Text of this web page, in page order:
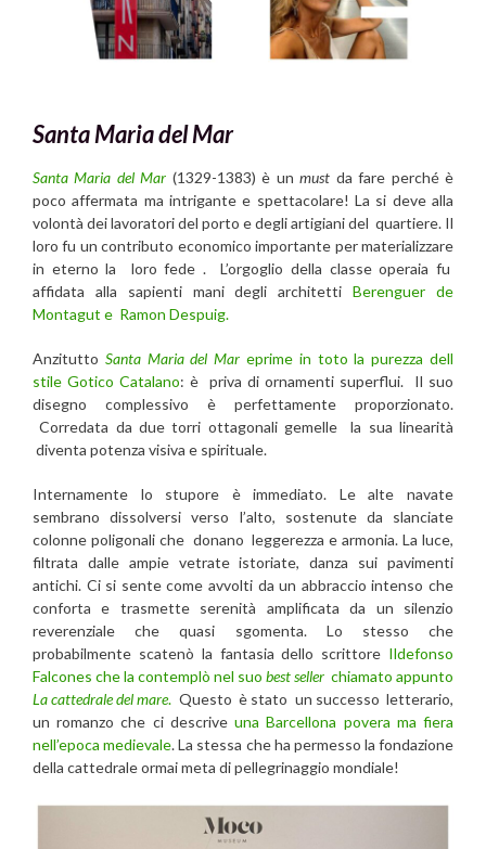
Santa Maria del Mar
Santa Maria del Mar (1329-1383) è unmust da fare perché è
poco affermata ma intrigante e spettacolare! La si deve alla
volontà dei lavoratori del porto e degli artigiani del quartiere. Il
loro fu un contributo economico importante per materializzare
in eterno la loro fede . L’orgoglio della classe operaia fu
affidata alla sapienti mani degli architettiBerenguer de
Montagut e Ramon Despuig.
Anzitutto Santa Maria del Mar eprime in toto la purezza dell
stile Gotico Catalano: è priva di ornamenti superflui. Il suo
disegno complessivo è perfettamente proporzionato.
Corredata da due torri ottagonali gemelle la sua linearità
diventa potenza visiva e spirituale.
Internamente lo stupore è immediato. Le alte navate
sembrano dissolversi verso l’alto, sostenute da slanciate
colonne poligonali che donano leggerezza e armonia. La luce,
filtrata dalle ampie vetrate istoriate, danza sui pavimenti
antichi. Ci si sente come avvolti da un abbraccio intenso che
conforta e trasmette serenità amplificata da un silenzio
reverenziale che quasi sgomenta. Lo stesso che
probabilmente scatenò la fantasia dello scrittore Ildefonso
Falcones che la contemplò nel suo best seller chiamato appunto
La cattedrale del mare. Questo è stato un successo letterario,
un romanzo che ci descriveuna Barcellona povera ma fiera
nell’epoca medievale. La stessa che ha permesso la fondazione
della cattedrale ormai meta di pellegrinaggio mondiale!